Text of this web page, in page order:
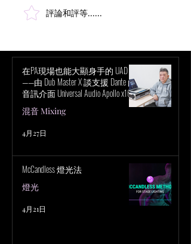
超越立體聲混音：深入探
評論和評等......
在PA現場也能大顯身手的 UAD！
——由 Dub Master X 談支援 Dante 的
音訊介面 Universal Audio Apollo x16D
的魅力
混音 Mixing
4月27日
McCandless 燈光法
燈光
4月21日